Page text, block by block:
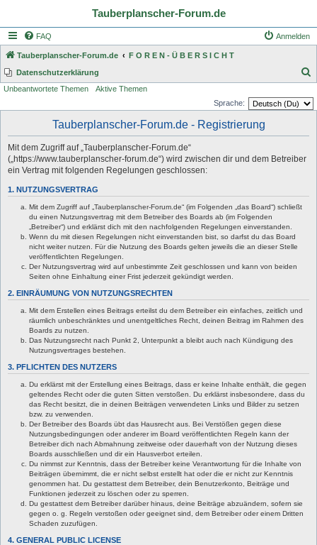
Tauberplanscher-Forum.de
FAQ Anmelden
Tauberplanscher-Forum.de
F O R E N - Ü B E R S I C H T
Datenschutzerklärung
Unbeantwortete Themen
Aktive Themen
Sprache:
Tauberplanscher-Forum.de - Registrierung
Mit dem Zugriff auf „Tauberplanscher-Forum.de“
(„https://www.tauberplanscher-forum.de“) wird zwischen dir und dem Betreiber
ein Vertrag mit folgenden Regelungen geschlossen:
1. NUTZUNGSVERTRAG
Mit dem Zugriff auf „Tauberplanscher-Forum.de“ (im Folgenden „das Board“) schließt
du einen Nutzungsvertrag mit dem Betreiber des Boards ab (im Folgenden
„Betreiber“) und erklärst dich mit den nachfolgenden Regelungen einverstanden.
Wenn du mit diesen Regelungen nicht einverstanden bist, so darfst du das Board
nicht weiter nutzen. Für die Nutzung des Boards gelten jeweils die an dieser Stelle
veröffentlichten Regelungen.
Der Nutzungsvertrag wird auf unbestimmte Zeit geschlossen und kann von beiden
Seiten ohne Einhaltung einer Frist jederzeit gekündigt werden.
2. EINRÄUMUNG VON NUTZUNGSRECHTEN
Mit dem Erstellen eines Beitrags erteilst du dem Betreiber ein einfaches, zeitlich und
räumlich unbeschränktes und unentgeltliches Recht, deinen Beitrag im Rahmen des
Boards zu nutzen.
Das Nutzungsrecht nach Punkt 2, Unterpunkt a bleibt auch nach Kündigung des
Nutzungsvertrages bestehen.
3. PFLICHTEN DES NUTZERS
Du erklärst mit der Erstellung eines Beitrags, dass er keine Inhalte enthält, die gegen
geltendes Recht oder die guten Sitten verstoßen. Du erklärst insbesondere, dass du
das Recht besitzt, die in deinen Beiträgen verwendeten Links und Bilder zu setzen
bzw. zu verwenden.
Der Betreiber des Boards übt das Hausrecht aus. Bei Verstößen gegen diese
Nutzungsbedingungen oder anderer im Board veröffentlichten Regeln kann der
Betreiber dich nach Abmahnung zeitweise oder dauerhaft von der Nutzung dieses
Boards ausschließen und dir ein Hausverbot erteilen.
Du nimmst zur Kenntnis, dass der Betreiber keine Verantwortung für die Inhalte von
Beiträgen übernimmt, die er nicht selbst erstellt hat oder die er nicht zur Kenntnis
genommen hat. Du gestattest dem Betreiber, dein Benutzerkonto, Beiträge und
Funktionen jederzeit zu löschen oder zu sperren.
Du gestattest dem Betreiber darüber hinaus, deine Beiträge abzuändern, sofern sie
gegen o. g. Regeln verstoßen oder geeignet sind, dem Betreiber oder einem Dritten
Schaden zuzufügen.
4. GENERAL PUBLIC LICENSE